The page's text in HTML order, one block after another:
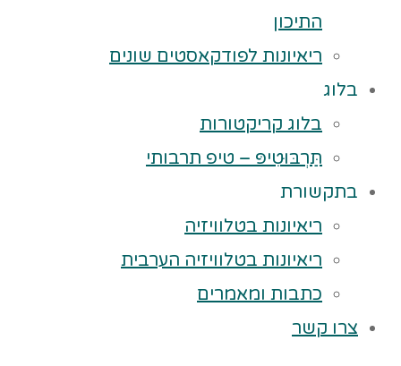
התיכון
ריאיונות לפודקאסטים שונים
בלוג
בלוג קריקטורות
תַּרְבּוּטִיפּ – טיפ תרבותי
בתקשורת
ריאיונות בטלוויזיה
ריאיונות בטלוויזיה הערבית
כתבות ומאמרים
צרו קשר